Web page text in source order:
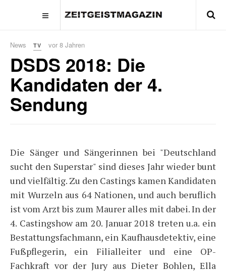
News TV vor 8 Jahren
DSDS 2018: Die
Kandidaten der 4.
Sendung
Die Sänger und Sängerinnen bei "Deutschland
sucht den Superstar" sind dieses Jahr wieder bunt
und vielfältig. Zu den Castings kamen Kandidaten
mit Wurzeln aus 64 Nationen, und auch beruflich
ist vom Arzt bis zum Maurer alles mit dabei. In der
4. Castingshow am 20. Januar 2018 treten u.a. ein
Bestattungsfachmann, ein Kaufhausdetektiv, eine
Fußpflegerin, ein Filialleiter und eine OP-
Fachkraft vor der Jury aus Dieter Bohlen, Ella